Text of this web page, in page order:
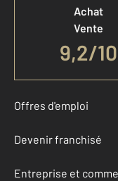
Achat
Vente
9,2/10
Offres d'emploi
Devenir franchisé
Entreprise et